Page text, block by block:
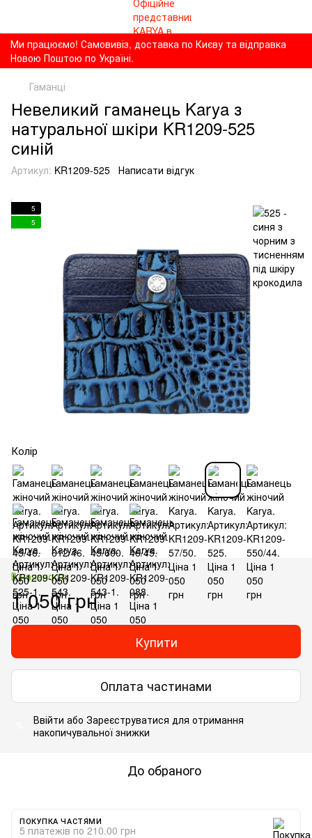
Ми працюємо! Самовивіз, доставка по Києву та відправка
Новою Поштою по Україні.
Гаманці
Невеликий гаманець Karya з
натуральної шкіри KR1209-525
синій
Артикул: KR1209-525 Написати відгук
5
5
Колір
В наявності
1 050 грн
Купити
Оплата частинами
Ввійти або Зареєструватися для отримання
накопичувальної знижки
До обраного
ПОКУПКА ЧАСТЯМИ
5 платежів по 210.00 грн